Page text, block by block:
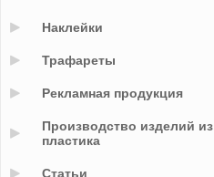
Наклейки
Трафареты
Рекламная продукция
Производство изделий из
пластика
Статьи